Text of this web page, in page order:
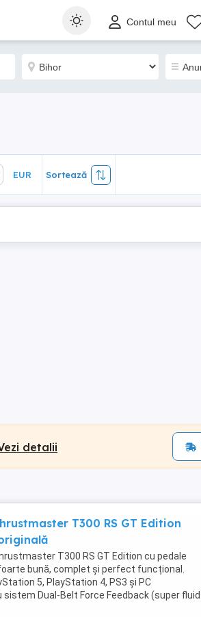
Contul meu
Sortează
EUR Sortează
detalii
T300 RS GT Edition
T300 RS GT Edition cu pedale
bună, complet și perfect funcțional.
5, PlayStation 4, PS3 și PC
Dual-Belt Force Feedback (super fluid
padele ...